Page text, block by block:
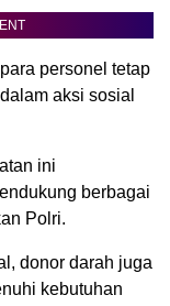
personel tetap
aksi sosial
ini
berbagai
Polri.
donor darah juga
kebutuhan